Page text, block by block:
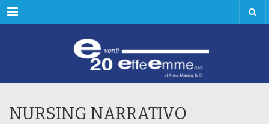
Menu
NURSING NARRATIVO